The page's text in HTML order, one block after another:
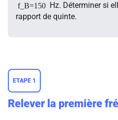
f_B=150 Hz. Déterminer si
rapport de quinte.
ETAPE 1
Relever la première